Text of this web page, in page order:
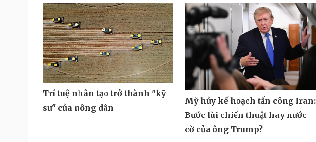
Trí tuệ nhân tạo trở thành "kỹ
sư" của nông dân
Mỹ hủy kế hoạch tấn công Iran:
Bước lùi chiến thuật hay nước
cờ của ông Trump?